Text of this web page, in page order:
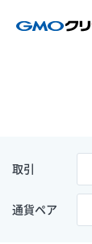
取引
通貨ペア